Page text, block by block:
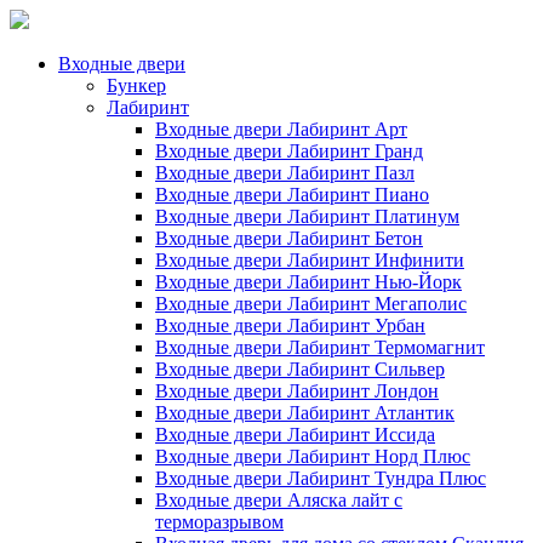
Входные двери
Бункер
Лабиринт
Входные двери Лабиринт Арт
Входные двери Лабиринт Гранд
Входные двери Лабиринт Пазл
Входные двери Лабиринт Пиано
Входные двери Лабиринт Платинум
Входные двери Лабиринт Бетон
Входные двери Лабиринт Инфинити
Входные двери Лабиринт Нью-Йорк
Входные двери Лабиринт Мегаполис
Входные двери Лабиринт Урбан
Входные двери Лабиринт Термомагнит
Входные двери Лабиринт Сильвер
Входные двери Лабиринт Лондон
Входные двери Лабиринт Атлантик
Входные двери Лабиринт Иссида
Входные двери Лабиринт Норд Плюс
Входные двери Лабиринт Тундра Плюс
Входные двери Аляска лайт с
терморазрывом